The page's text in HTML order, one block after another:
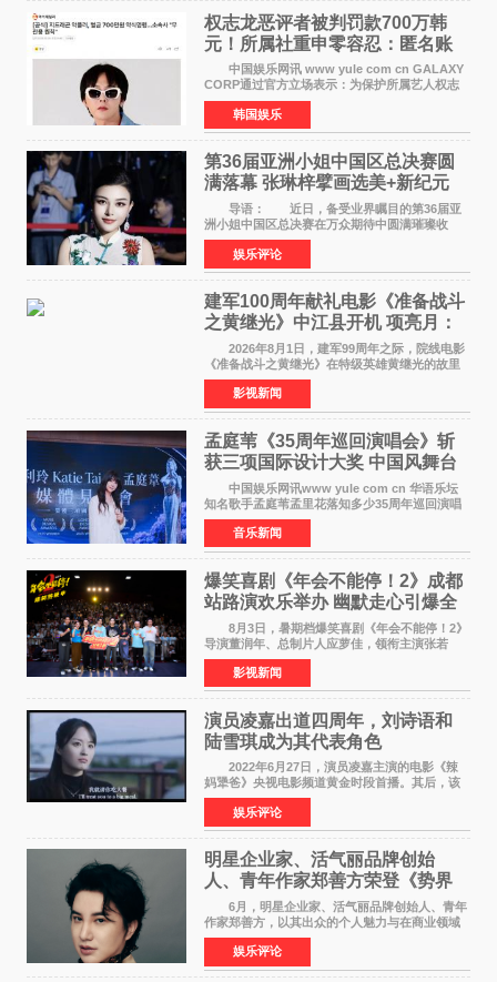
权志龙恶评者被判罚款700万韩
元！所属社重申零容忍：匿名账
号也难逃刑责
中国娱乐网讯 www yule com cn GALAXY
CORP通过官方立场表示：为保护所属艺人权志
龙的名誉和权益，将持续对网络上发生的名誉损
害、散布虚假事实、侮辱、恶意诽谤等行为采取
法律应对措施。
韩国娱乐
第36届亚洲小姐中国区总决赛圆
满落幕 张琳梓擘画选美+新纪元
导语： 近日，备受业界瞩目的第36届亚
洲小姐中国区总决赛在万众期待中圆满璀璨收
官。整场盛典汇聚万千芳华，不仅完成了新一届
美丽代言人的加冕选拔，更在行业发展层面带来
颠覆性突破。活动
娱乐评论
建军100周年献礼电影《准备战斗
之黄继光》中江县开机 项亮月：
以光影为笔，书写英雄赞歌
2026年8月1日，建军99周年之际，院线电影
《准备战斗之黄继光》在特级英雄黄继光的故里
——四川省德阳市中江县黄继光出生地正式开
机。本片出品人、总制片人项亮月主持开机仪
式，&zwnj;特级英雄
影视新闻
孟庭苇《35周年巡回演唱会》斩
获三项国际设计大奖 中国风舞台
美学获全球认可
中国娱乐网讯www yule com cn 华语乐坛
知名歌手孟庭苇孟里花落知多少35周年巡回演唱
会再传喜讯。该演唱会先后荣获美国MUSE
Creative Awards白金奖（Platinum Winner）、
英国London Design
音乐新闻
爆笑喜剧《年会不能停！2》成都
站路演欢乐举办 幽默走心引爆全
场共鸣
8月3日，暑期档爆笑喜剧《年会不能停！2》
导演董润年、总制片人应萝佳，领衔主演张若
昀、白客，惊喜出演庄达菲，特别主演孙艺洲，
特别出演田雨，友情出演欧阳奋强出席成都路
演，与观众近距离互
影视新闻
演员凌嘉出道四周年，刘诗语和
陆雪琪成为其代表角色
2022年6月27日，演员凌嘉主演的电影《辣
妈犟爸》央视电影频道黄金时段首播。其后，该
电影在央视电影频道多次复播（2022年8月10
日，2022年9月30日，2023年7月17日，2025年7
月14日）。除了多次复
娱乐评论
明星企业家、活气丽品牌创始
人、青年作家郑善方荣登《势界
POWERCIRCLES》6月刊
6月，明星企业家、活气丽品牌创始人、青年
作家郑善方，以其出众的个人魅力与在商业领域
的卓越建树，成功登上《势界
POWERCIRCLES》，展现了他在时尚与商业领
域的双重影响力。 明星企业家、青
娱乐评论